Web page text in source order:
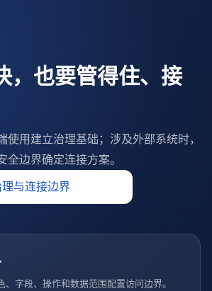
，也要管得住、接
使用建立治理基础；涉及外部系统时，
全边界确定连接方案。
与连接边界
、字段、操作和数据范围配置访问边界。